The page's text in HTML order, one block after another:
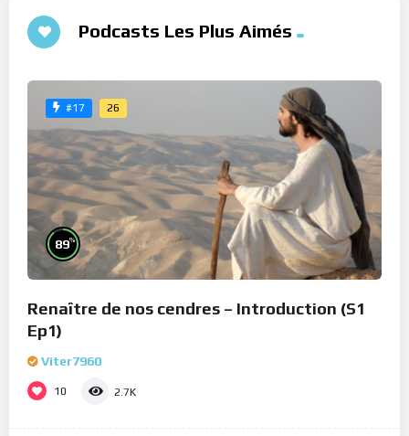
Podcasts Les Plus Aimés
#17 26
89%
Renaître de nos cendres – Introduction (S1
Ep1)
Viter7960
10 2.7K